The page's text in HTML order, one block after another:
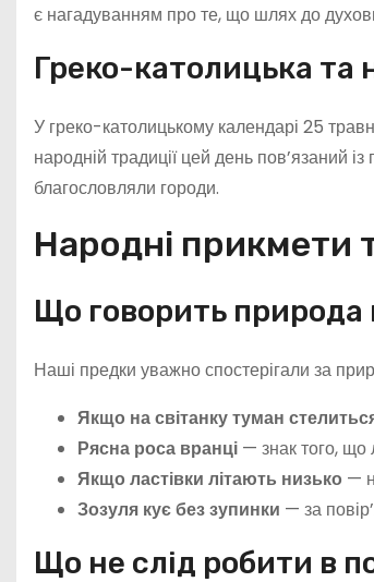
є нагадуванням про те, що шлях до
Греко-католицька та
У греко-католицькому календарі 25
народній традиції цей день пов’язаний
благословляли городи.
Народні прикмети
Що говорить природа
Наші предки уважно спостерігали за
Якщо на світанку туман
Рясна роса вранці — знак того, що
Якщо ластівки літають низько —
Зозуля кує без зупинки — за
Що не слід робити в